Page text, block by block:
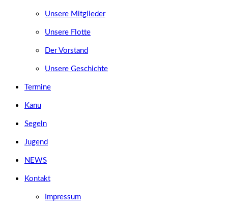
Unsere Mitglieder
Unsere Flotte
Der Vorstand
Unsere Geschichte
Termine
Kanu
Segeln
Jugend
NEWS
Kontakt
Impressum